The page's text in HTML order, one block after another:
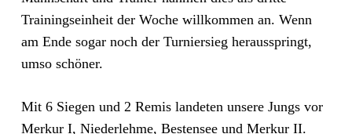
Trainingseinheit der Woche willkommen an. Wenn
am Ende sogar noch der Turniersieg herausspringt,
umso schöner.
Mit 6 Siegen und 2 Remis landeten unsere Jungs vor
Merkur I, Niederlehme, Bestensee und Merkur II.